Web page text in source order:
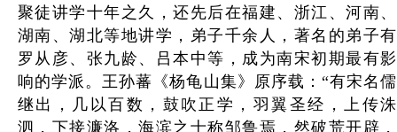
聚徒讲学十年之久，还先后在福建、浙江、河南、
湖南、湖北等地讲学，弟子千余人，著名的弟子有
罗从彦、张九龄、吕本中等，成为南宋初期最有影
响的学派。王孙蕃《杨龟山集》原序载：“有宋名儒
继出，几以百数，鼓吹正学，羽翼圣经，上传洙
泗，下接濂洛，海滨之士称邹鲁焉，然破荒开辟，